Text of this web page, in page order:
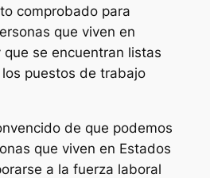
comprobado para
que viven en
se encuentran listas
puestos de trabajo
de que podemos
que viven en Estados
a la fuerza laboral